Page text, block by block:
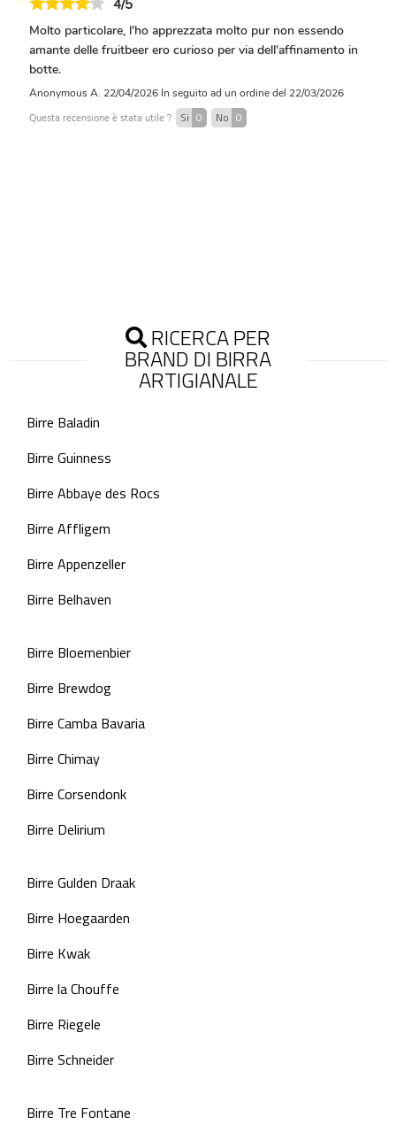
4/5
Molto particolare, l'ho apprezzata molto pur non essendo
amante delle fruitbeer ero curioso per via dell'affinamento in
botte.
Anonymous A. 22/04/2026 In seguito ad un ordine del 22/03/2026
Questa recensione è stata utile ? Si 0 No 0
RICERCA PER
BRAND DI BIRRA
ARTIGIANALE
Birre Baladin
Birre Guinness
Birre Abbaye des Rocs
Birre Affligem
Birre Appenzeller
Birre Belhaven
Birre Bloemenbier
Birre Brewdog
Birre Camba Bavaria
Birre Chimay
Birre Corsendonk
Birre Delirium
Birre Gulden Draak
Birre Hoegaarden
Birre Kwak
Birre la Chouffe
Birre Riegele
Birre Schneider
Birre Tre Fontane